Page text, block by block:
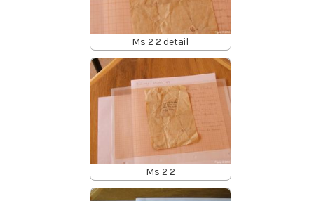
Ms 2 2 detail
Ms 2 2